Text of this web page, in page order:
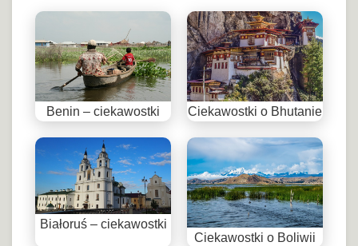
Benin – ciekawostki Ciekawostki o Bhutanie
Białoruś – ciekawostki
Ciekawostki o Boliwii